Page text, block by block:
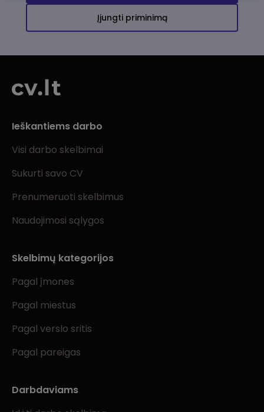
Įjungti priminimą
Ieškantiems darbo
Visi darbo skelbimai
Sukurti savo CV
Prenumeruoti skelbimus
Naudojimosi sąlygos
Skelbimų kategorijos
Pagal įmones
Pagal miestus
Pagal verslo sritis
Pagal pareigas
Darbdaviams